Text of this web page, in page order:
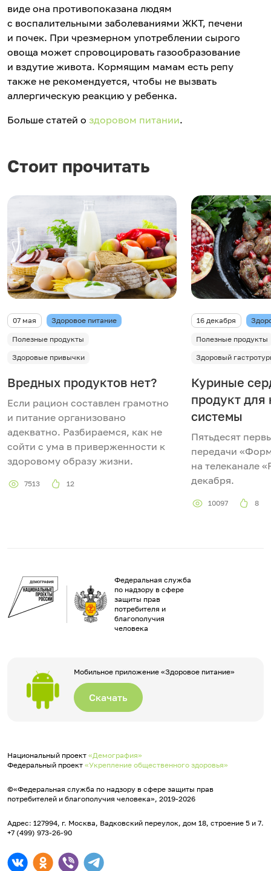
виде она противопоказана людям
с воспалительными заболеваниями ЖКТ, печени
и почек. При чрезмерном употреблении сырого
овоща может спровоцировать газообразование
и вздутие живота. Кормящим мамам есть репу
также не рекомендуется, чтобы не вызвать
аллергическую реакцию у ребенка.
Больше статей о здоровом питании.
Стоит прочитать
07 мая Здоровое питание
Полезные продукты
Здоровые привычки
Вредных продуктов нет?
Если рацион составлен грамотно
и питание организовано
адекватно. Разбираемся, как не
сойти с ума в приверженности к
здоровому образу жизни.
7513 12
16 декабря
Полезные продукты
Здоровый
Куриные
продукт для
системы
Пятьдесят
передачи
на телеканале
декабря.
10097 8
Федеральная служба
по надзору в сфере
защиты прав
потребителя и
благополучия
человека
Мобильное приложение «Здоровое питание»
Скачать
Национальный проект «Демография»
Федеральный проект «Укрепление общественного здоровья»
©«Федеральная служба по надзору в сфере защиты прав
потребителей и благополучия человека», 2019-2026
Адрес: 127994, г. Москва, Вадковский переулок, дом 18, строение 5 и 7.
+7 (499) 973-26-90